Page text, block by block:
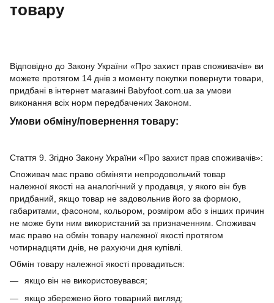
товару
Відповідно до Закону України «Про захист прав споживачів» ви
можете протягом 14 днів з моменту покупки повернути товари,
придбані в інтернет магазині Babyfoot.com.ua за умови
виконання всіх норм передбачених Законом.
Умови обміну/повернення товару:
Стаття 9. Згідно Закону України «Про захист прав споживачів»:
Споживач має право обміняти непродовольчий товар
належної якості на аналогічний у продавця, у якого він був
придбаний, якщо товар не задовольнив його за формою,
габаритами, фасоном, кольором, розміром або з інших причин
не може бути ним використаний за призначенням. Споживач
має право на обмін товару належної якості протягом
чотирнадцяти днів, не рахуючи дня купівлі.
Обмін товару належної якості провадиться:
якщо він не використовувався;
якщо збережено його товарний вигляд;